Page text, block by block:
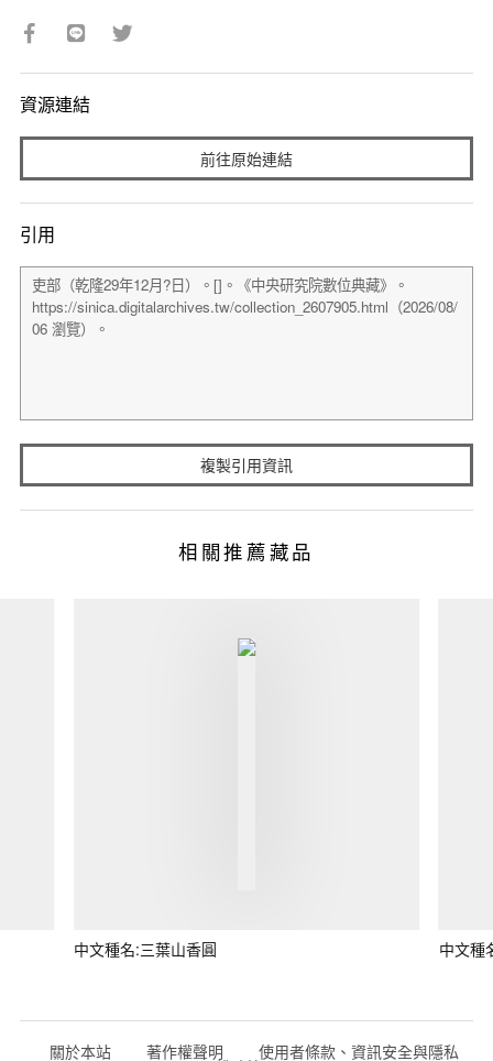
資源連結
前往原始連結
引用
複製引用資訊
相關推薦藏品
中文種名:三葉山香圓 中文種
關於本站 著作權聲明 使用者條款、資訊安全與隱私